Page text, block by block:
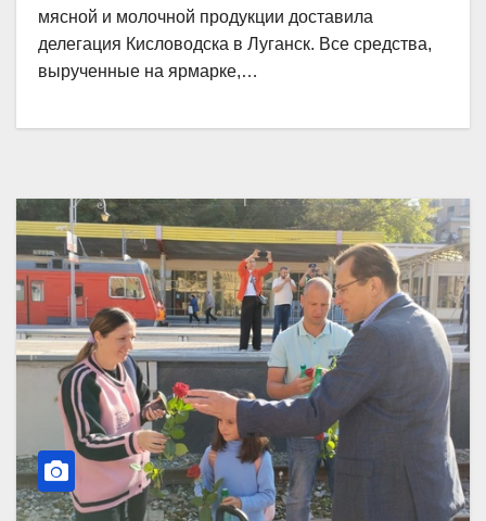
мясной и молочной продукции доставила
делегация Кисловодска в Луганск. Все средства,
вырученные на ярмарке,…